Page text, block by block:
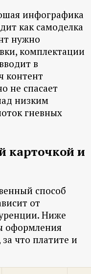
инфографика
как самоделка
нужно
комплектации
в
контент
не спасает
низким
гневных
карточкой и
способ
от
Ниже
оформления
что платите и